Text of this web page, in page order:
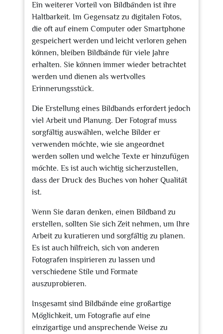
Ein weiterer Vorteil von Bildbänden ist ihre
Haltbarkeit. Im Gegensatz zu digitalen Fotos,
die oft auf einem Computer oder Smartphone
gespeichert werden und leicht verloren gehen
können, bleiben Bildbände für viele Jahre
erhalten. Sie können immer wieder betrachtet
werden und dienen als wertvolles
Erinnerungsstück.
Die Erstellung eines Bildbands erfordert jedoch
viel Arbeit und Planung. Der Fotograf muss
sorgfältig auswählen, welche Bilder er
verwenden möchte, wie sie angeordnet
werden sollen und welche Texte er hinzufügen
möchte. Es ist auch wichtig sicherzustellen,
dass der Druck des Buches von hoher Qualität
ist.
Wenn Sie daran denken, einen Bildband zu
erstellen, sollten Sie sich Zeit nehmen, um Ihre
Arbeit zu kuratieren und sorgfältig zu planen.
Es ist auch hilfreich, sich von anderen
Fotografen inspirieren zu lassen und
verschiedene Stile und Formate
auszuprobieren.
Insgesamt sind Bildbände eine großartige
Möglichkeit, um Fotografie auf eine
einzigartige und ansprechende Weise zu